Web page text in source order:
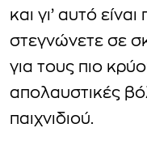
και γι’ αυτό
στεγνώνετε σε
για τους πιο
απολαυστικές
παιχνιδιού.